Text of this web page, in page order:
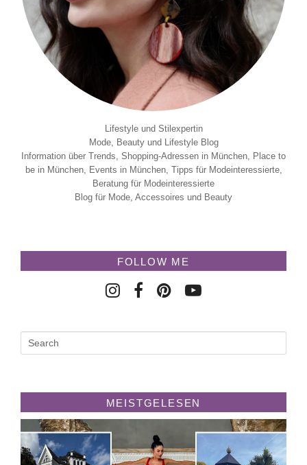
Lifestyle und Stilexpertin
Mode, Beauty und Lifestyle Blog
Information über Trends, Shopping-Adressen in München, Place to
be in München, Events in München, Tipps für Modeinteressierte,
Beratung für Modeinteressierte
Blog für Mode, Accessoires und Beauty
FOLLOW ME
MEISTGELESEN